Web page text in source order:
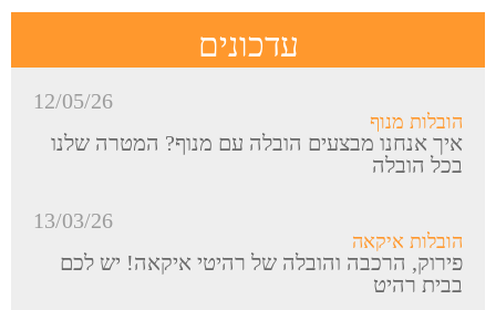
עדכונים
12/05/26
הובלות מנוף
איך אנחנו מבצעים הובלה עם מנוף? המטרה שלנו
בכל הובלה
13/03/26
הובלות איקאה
פירוק, הרכבה והובלה של רהיטי איקאה! יש לכם
בבית רהיט